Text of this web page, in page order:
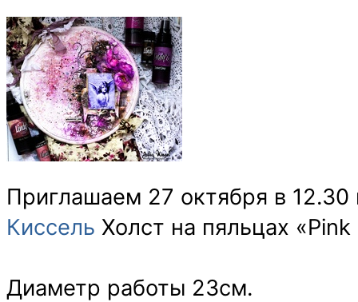
Приглашаем 27 октября в
Киссель Холст на пяльцах
Диаметр работы 23см.